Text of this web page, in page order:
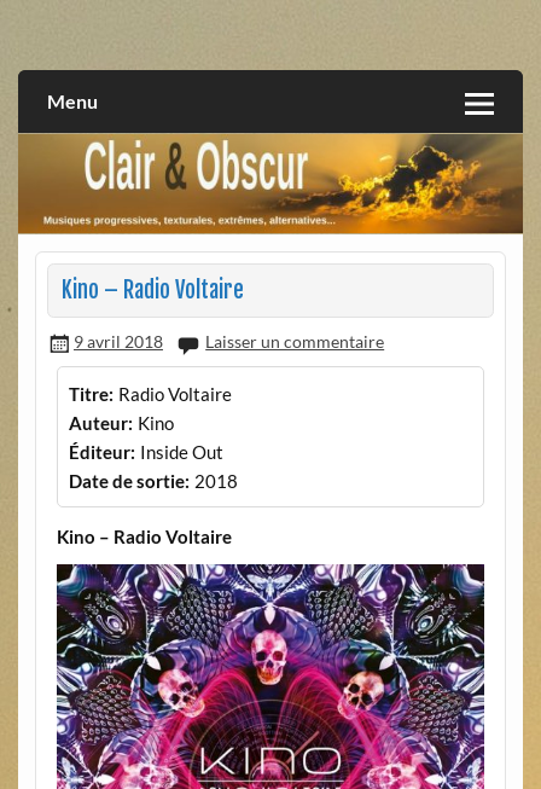
extrêmes, alternatives, texturales
Menu
Kino – Radio Voltaire
9 avril 2018 Laisser un commentaire
Titre: Radio Voltaire
Auteur: Kino
Éditeur: Inside Out
Date de sortie: 2018
Kino – Radio Voltaire